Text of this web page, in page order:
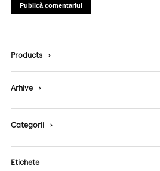
Products ›
Arhive ›
Categorii ›
Etichete